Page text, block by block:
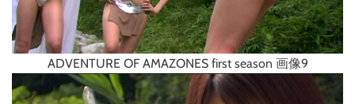
ADVENTURE OF AMAZONES first season 画像9